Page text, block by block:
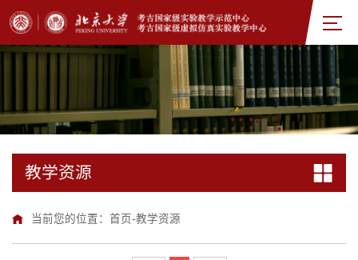
教学资源
当前您的位置： 首页-教学资源